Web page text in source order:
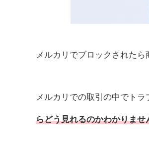
メルカリでブロックされたら
メルカリでの取引の中でト
らどう見れるのかわかりませ